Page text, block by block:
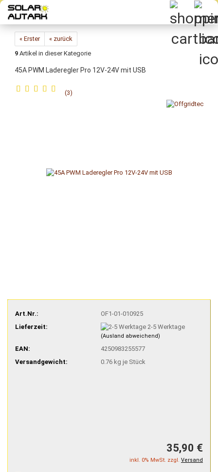
Direkt
zum
Hauptinhalt
« Erster
« zurück
9 Artikel in dieser Kategorie
45A PWM Laderegler Pro 12V-24V mit USB
3
Art.Nr.:
OF1-01-010925
Lieferzeit:
2-5 Werktage
(Ausland abweichend)
EAN:
4250983255577
Versandgewicht:
0.76kg je Stück
35,90 €
inkl. 0% MwSt. zzgl. Versand